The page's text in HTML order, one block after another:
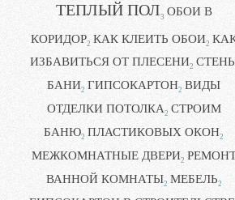
ТЕПЛЫЙ ПОЛ3 ОБОИ В
КОРИДОР2 КАК КЛЕИТЬ ОБОИ2
ИЗБАВИТЬСЯ ОТ ПЛЕСЕНИ2
БАНИ2 ГИПСОКАРТОН2 ВИДЫ
ОТДЕЛКИ ПОТОЛКА2 СТРОИМ
БАНЮ2 ПЛАСТИКОВЫХ ОКОН2
МЕЖКОМНАТНЫЕ ДВЕРИ2
ВАННОЙ КОМНАТЫ2 МЕБЕЛЬ2